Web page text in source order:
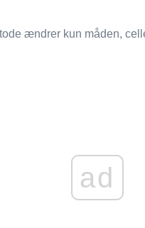
ændrer kun måden,
ad